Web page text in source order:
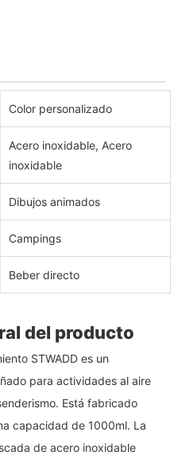
Color personalizado
Acero inoxidable, Acero
inoxidable
Dibujos animados
Campings
Beber directo
del producto
STWADD es un
para actividades al aire
Está fabricado
capacidad de 1000ml. La
de acero inoxidable